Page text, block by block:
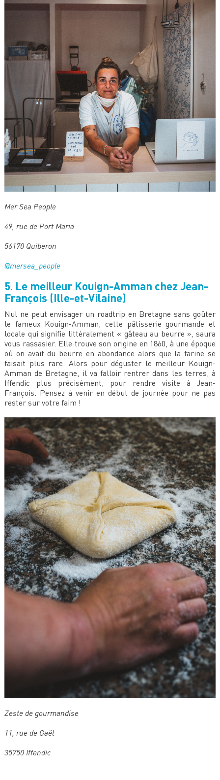
Mer Sea People
49, rue de Port Maria
56170 Quiberon
@mersea_people
5. Le meilleur Kouign-Amman chez Jean-
François (Ille-et-Vilaine)
Nul ne peut envisager un roadtrip en Bretagne sans goûter
le fameux Kouign-Amman, cette pâtisserie gourmande et
locale qui signifie littéralement « gâteau au beurre », saura
vous rassasier. Elle trouve son origine en 1860, à une époque
où on avait du beurre en abondance alors que la farine se
faisait plus rare. Alors pour déguster le meilleur Kouign-
Amman de Bretagne, il va falloir rentrer dans les terres, à
Iffendic plus précisément, pour rendre visite à Jean-
François. Pensez à venir en début de journée pour ne pas
rester sur votre faim !
Zeste de gourmandise
11, rue de Gaël
35750 Iffendic